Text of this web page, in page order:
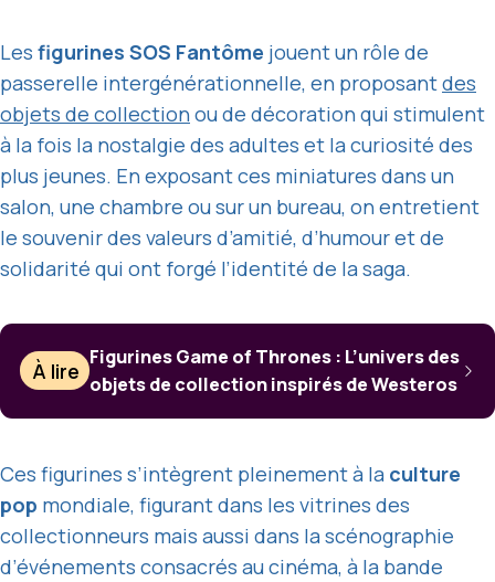
Les figurines SOS Fantôme jouent un rôle de
passerelle intergénérationnelle, en proposantdes
objets de collectionou de décoration qui stimulent
à la fois la nostalgie des adultes et la curiosité des
plus jeunes. En exposant ces miniatures dans un
salon, une chambre ou sur un bureau, on entretient
le souvenir des valeurs d’amitié, d’humour et de
solidarité qui ont forgé l’identité de la saga.
À lire
Figurines Game of Thrones : L’univers des
objets de collection inspirés de Westeros
Ces figurines s’intègrent pleinement à la culture
pop mondiale, figurant dans les vitrines des
collectionneurs mais aussi dans la scénographie
d’événements consacrés au cinéma, à la bande